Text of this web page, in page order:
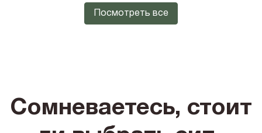
Посмотреть все
Сомневаетесь, стоит